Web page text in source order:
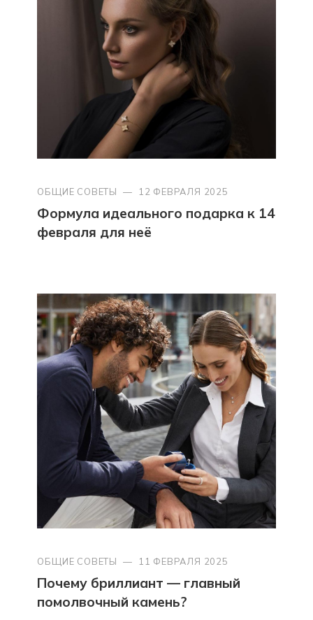
ОБЩИЕ СОВЕТЫ — 12 ФЕВРАЛЯ 2025
Формула идеального подарка к 14
февраля для неё
ОБЩИЕ СОВЕТЫ — 11 ФЕВРАЛЯ 2025
Почему бриллиант — главный
помолвочный камень?